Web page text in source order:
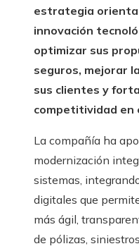
estrategia
innovación
optimizar sus
seguros, mejorar
sus clientes y
competitividad en
La compañía ha
modernización
sistemas,
digitales que
más ágil,
de pólizas,